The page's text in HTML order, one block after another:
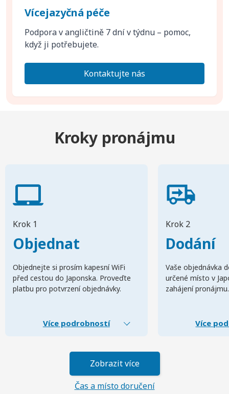
Vícejazyčná péče
Podpora v angličtině 7 dní v týdnu – pomoc,
když ji potřebujete.
Kontaktujte nás
Kroky pronájmu
Krok 1
Objednat
Objednejte si prosím kapesní WiFi
před cestou do Japonska. Proveďte
platbu pro potvrzení objednávky.
Více podrobností
Krok 2
Dodání
Vaše objednávka
určené místo v
zahájení pronájmu.
Více
Zobrazit více
Čas a místo doručení